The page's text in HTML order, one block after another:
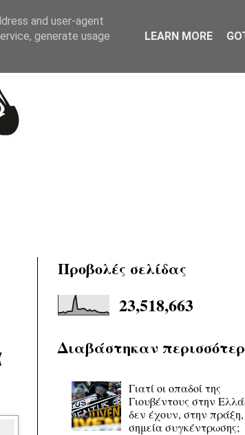
Προβολές σελίδας
23,518,663
Διαβάστηκαν
Γιατί οι οπαδοί της
Γιουβέντους στην
δεν έχουν, στην πράξη,
σημεία συγκέντρωσης;
and user-agent
generate usage
LEARN MORE